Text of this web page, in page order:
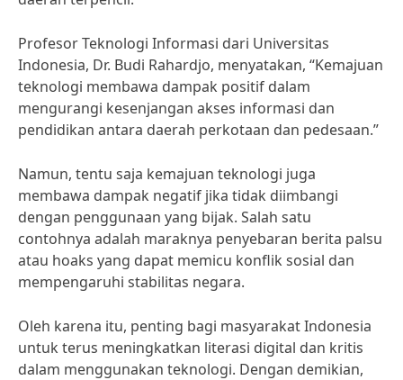
Profesor Teknologi Informasi dari Universitas
Indonesia, Dr. Budi Rahardjo, menyatakan, “Kemajuan
teknologi membawa dampak positif dalam
mengurangi kesenjangan akses informasi dan
pendidikan antara daerah perkotaan dan pedesaan.”
Namun, tentu saja kemajuan teknologi juga
membawa dampak negatif jika tidak diimbangi
dengan penggunaan yang bijak. Salah satu
contohnya adalah maraknya penyebaran berita palsu
atau hoaks yang dapat memicu konflik sosial dan
mempengaruhi stabilitas negara.
Oleh karena itu, penting bagi masyarakat Indonesia
untuk terus meningkatkan literasi digital dan kritis
dalam menggunakan teknologi. Dengan demikian,